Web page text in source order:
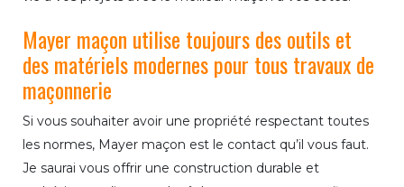
Mayer maçon utilise toujours des outils et
des matériels modernes pour tous travaux de
maçonnerie
Si vous souhaiter avoir une propriété respectant toutes
les normes, Mayer maçon est le contact qu’il vous faut.
Je saurai vous offrir une construction durable et